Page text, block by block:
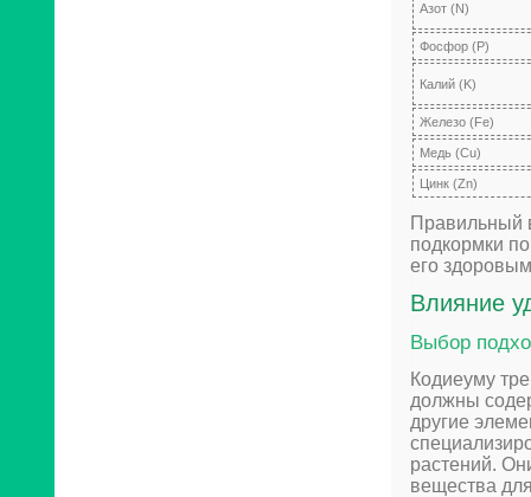
Азот (N)
Фосфор (P)
Калий (K)
Железо (Fe)
Медь (Cu)
Цинк (Zn)
Правильный
подкормки
его
Влияние
Выбор
Кодиеуму
должны
другие
растений.
вещества